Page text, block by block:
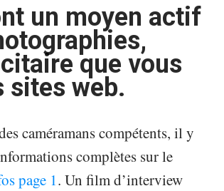
un moyen actif
que vous
sites web.
caméramans compétents, il y
complètes sur le
page 1. Un film d’interview